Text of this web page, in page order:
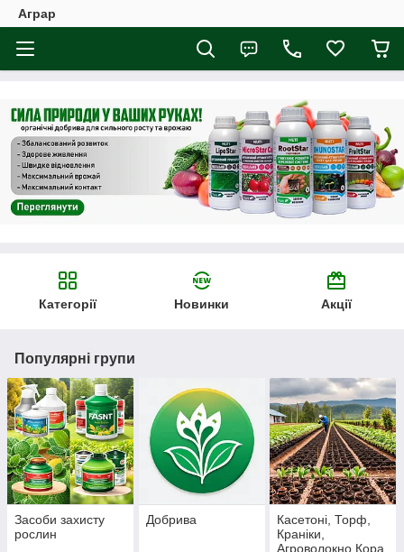
Аграр
Категорії Новинки Акції
Популярні групи
Засоби захисту
рослин
Добрива
Касетоні, Торф,
Краніки,
Агроволокно,Кора,